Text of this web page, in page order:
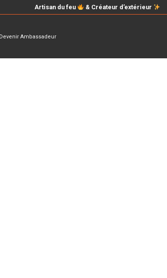
Artisan du feu & Créateur d’extérieur
Devenir Ambassadeur